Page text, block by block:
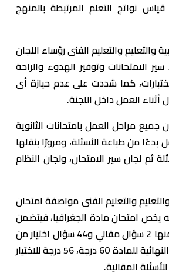
نواتج التعلم المرتبطة بالمنهج
والتعليم والتعليم الفنى رؤساء اللجان
الامتحانات وتوفير الهدوء والراحة
كما شددت على عدم حيازة أى
العمل داخل اللجنة.
جميع مراحل العمل بامتحانات الثانوية
بدءًا من طباعة الأسئلة، ومرورًا بنقلها
ثم لجان سير الامتحان، ولجان النظام
والتعليم الفنى مواصفة امتحان
يخص امتحان مادة الجغرافيا، فيتضمن
الامتحان 46 سؤالًا، منها 2 سؤال مقالي و44 سؤال اختيار من
متعدد، وتبلغ الدرجة النهائية للمادة 60 درجة، 56 درجة للاختيار